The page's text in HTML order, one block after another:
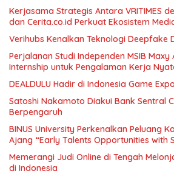
Kerjasama Strategis Antara VRITIMES
dan Cerita.co.id Perkuat Ekosistem
Verihubs Kenalkan Teknologi Deepfake
Perjalanan Studi Independen MSIB
Internship untuk Pengalaman Kerja
DEALDULU Hadir di Indonesia Game
Satoshi Nakamoto Diakui Bank Sentral
Berpengaruh
BINUS University Perkenalkan Peluang
Ajang “Early Talents Opportunities with
Memerangi Judi Online di Tengah
di Indonesia